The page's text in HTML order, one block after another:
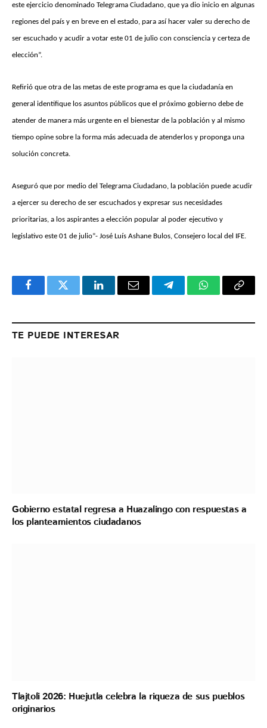
este ejercicio denominado Telegrama Ciudadano, que ya dio inicio en algunas
regiones del país y en breve en el estado, para así hacer valer su derecho de
ser escuchado y acudir a votar este 01 de julio con consciencia y certeza de
elección”.
Refirió que otra de las metas de este programa es que la ciudadanía en
general identifique los asuntos públicos que el próximo gobierno debe de
atender de manera más urgente en el bienestar de la población y al mismo
tiempo opine sobre la forma más adecuada de atenderlos y proponga una
solución concreta.
Aseguró que por medio del Telegrama Ciudadano, la población puede acudir
a ejercer su derecho de ser escuchados y expresar sus necesidades
prioritarias, a los aspirantes a elección popular al poder ejecutivo y
legislativo este 01 de julio”- José Luís Ashane Bulos, Consejero local del IFE.
FacebookTwitter LinkedInEmail TelegramWhatsApp
Copy
TE PUEDE INTERESAR
Gobierno estatal regresa a Huazalingo con respuestas a
los planteamientos ciudadanos
Tlajtoli 2026: Huejutla celebra la riqueza de sus pueblos
originarios